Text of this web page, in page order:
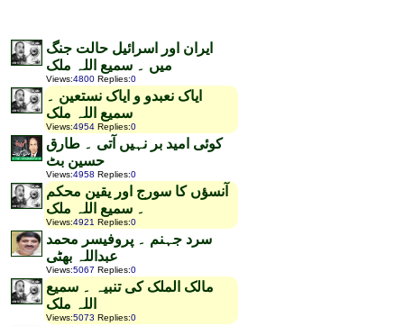
ایران اور اسرائیل حالت جنگ
میں ۔ سمیع اللہ ملک
Views:4800 Replies:0
ایاک نعبدو و ایاک نستعین ۔
سمیع اللہ ملک
Views:4954 Replies:0
کوئی امید بر نہیں آتی ۔ طارق
حسین بٹ
Views:4958 Replies:0
آنسؤں کا سورج اور یقین محکم
۔ سمیع اللہ ملک
Views:4921 Replies:0
سرد جہنم ۔ پروفیسر محمد
عبداللہ بھٹی
Views:5067 Replies:0
مالک الملک کی تنبیہ ۔ سمیع
اللہ ملک
Views:5073 Replies:0